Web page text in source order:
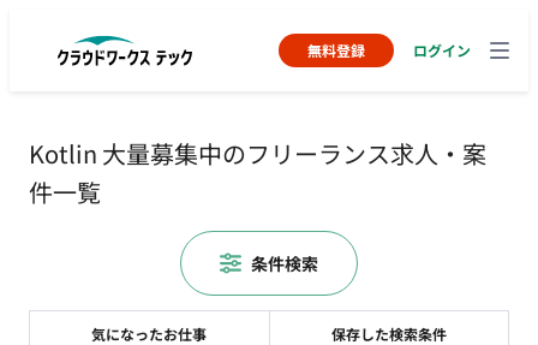
無料登録 ログイン
Kotlin 大量募集中のフリーランス求人・案
件一覧
気になったお仕事 保存した検索条件
条件検索